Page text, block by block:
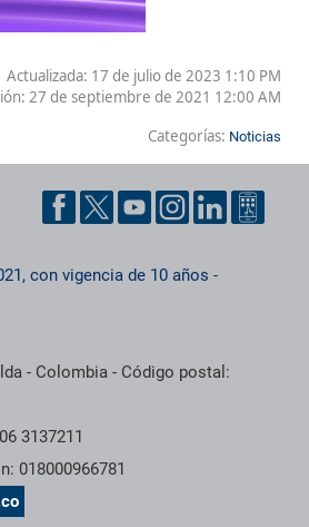
Actualizada: 17 de julio de 2023 1:10 PM
27 de septiembre de 2021 12:00 AM
Categorías: Noticias
con vigencia de 10 años -
- Colombia - Código postal:
3137211
018000966781